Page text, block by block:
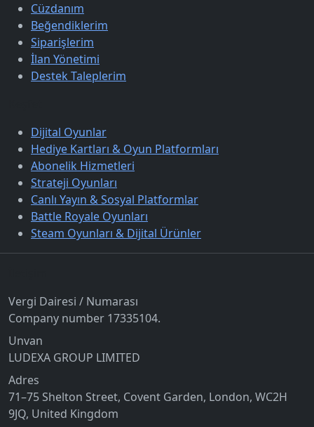
Cüzdanım
Beğendiklerim
Siparişlerim
İlan Yönetimi
Destek Taleplerim
Dijital Oyunlar
Hediye Kartları & Oyun Platformları
Abonelik Hizmetleri
Strateji Oyunları
Canlı Yayın & Sosyal Platformlar
Battle Royale Oyunları
Steam Oyunları & Dijital Ürünler
Vergi Dairesi / Numarası
Company number 17335104.
Unvan
LUDEXA GROUP LIMITED
Adres
71–75 Shelton Street, Covent Garden, London, WC2H
9JQ, United Kingdom